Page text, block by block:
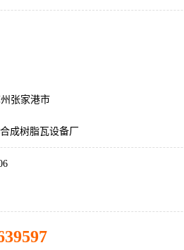
张家港市
成树脂瓦设备厂